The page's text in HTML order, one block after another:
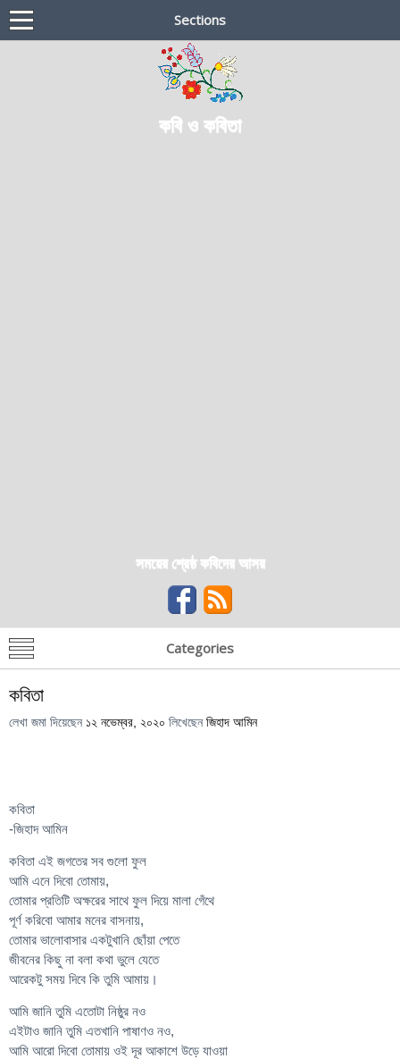
Sections
কবি ও কবিতা
সময়ের শ্রেষ্ঠ কবিদের আসর
Categories
কবিতা
লেখা জমা দিয়েছেন ১২ নভেম্বর, ২০২০ লিখেছেন জিহাদ আমিন
কবিতা
-জিহাদ আমিন
কবিতা এই জগতের সব গুলো ফুল
আমি এনে দিবো তোমায়,
তোমার প্রতিটি অক্ষরের সাথে ফুল দিয়ে মালা গেঁথে
পূর্ণ করিবো আমার মনের বাসনায়,
তোমার ভালোবাসার একটুখানি ছোঁয়া পেতে
জীবনের কিছু না বলা কথা ভুলে যেতে
আরেকটু সময় দিবে কি তুমি আমায়।
আমি জানি তুমি এতোটা নিষ্ঠুর নও
এইটাও জানি তুমি এতখানি পাষাণও নও,
আমি আরো দিবো তোমায় ওই দূর আকাশে উড়ে যাওয়া